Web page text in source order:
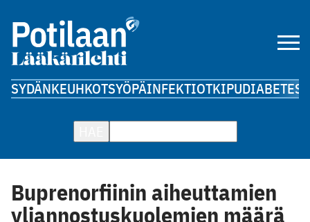
SYDÄNKEUHKOTSYÖPÄINFEKTIOTKIPUDIABETES
Buprenorfiinin aiheuttamien
yliannostuskuolemien määrä